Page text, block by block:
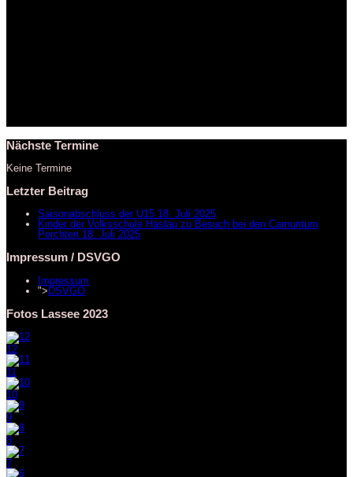
Nächste Termine
Keine Termine
Letzter Beitrag
Saisonabschluss der U15 18. Juli 2025
Kinder der Volksschule Haslau zu Besuch bei den Carnuntum
Perchten 18. Juli 2025
Impressum / DSVGO
Impressum
">DSVGO
Fotos Lassee 2023
12
11
10
9
8
7